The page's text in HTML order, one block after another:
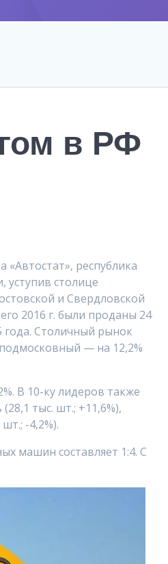
в РФ
республика
уступив столице
и Свердловской
2016 г. были проданы 24
года. Столичный рынок
— на 12,2%
В 10-ку лидеров также
тыс. шт.; +11,6%),
-4,2%).
машин составляет 1:4. С